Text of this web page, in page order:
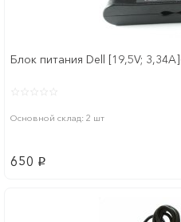
Блок питания Dell [19,5V;
Основной склад: 2 шт
650 p